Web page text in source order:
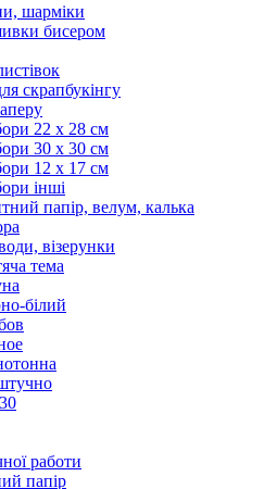
шарміки
бисером
скрапбукінгу
22 х 28 см
30 х 30 см
12 х 17 см
інші
папір, велум, калька
візерунки
тема
білий
работи
папір